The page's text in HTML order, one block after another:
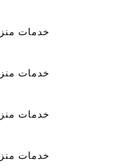
خدمات
خدمات
خدمات
خدمات